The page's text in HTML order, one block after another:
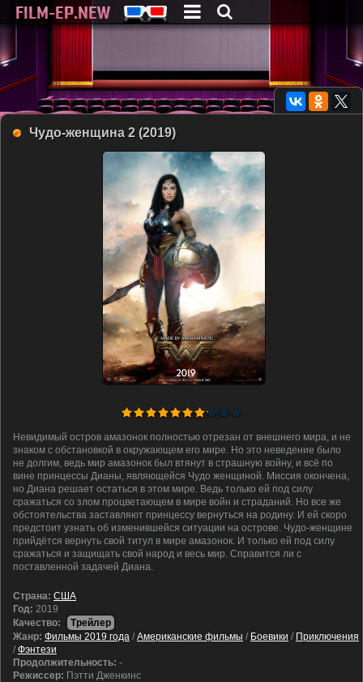
Чудо-женщина 2 (2019)
Невидимый остров амазонок полностью отрезан от внешнего мира, и не
знаком с обстановкой в окружающем его мире. Но это неведение было
не долгим, ведь мир амазонок был втянут в страшную войну, и всё по
вине принцессы Дианы, являющейся Чудо женщиной. Миссия окончена,
но Диана решает остаться в этом мире. Ведь только ей под силу
сражаться со злом процветающем в мире войн и страданий. Но все же
обстоятельства заставляют принцессу вернуться на родину. И ей скоро
предстоит узнать об изменившейся ситуации на острове. Чудо-женщине
прийдётся вернуть свой титул в мире амазонок. И только ей под силу
сражаться и защищать свой народ и весь мир. Справится ли с
поставленной задачей Диана.
Cтрана: США
Год: 2019
Качество:
Трейлер
Жанр: Фильмы 2019 года / Американские фильмы / Боевики / Приключения
/ Фэнтези
Продолжительность: -
Режиссер: Пэтти Дженкинс